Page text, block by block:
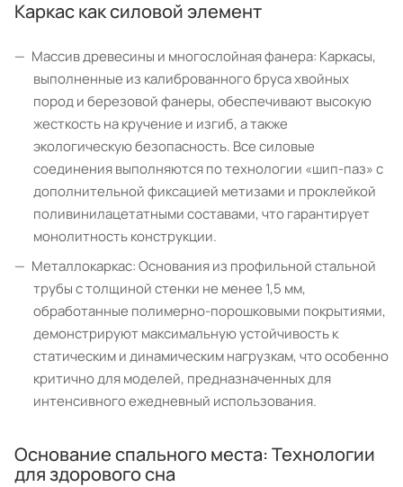
Каркас как силовой элемент
Массив древесины и многослойная фанера: Каркасы,
выполненные из калиброванного бруса хвойных
пород и березовой фанеры, обеспечивают высокую
жесткость на кручение и изгиб, а также
экологическую безопасность. Все силовые
соединения выполняются по технологии «шип-паз» с
дополнительной фиксацией метизами и проклейкой
поливинилацетатными составами, что гарантирует
монолитность конструкции.
Металлокаркас: Основания из профильной стальной
трубы с толщиной стенки не менее 1,5 мм,
обработанные полимерно-порошковыми покрытиями,
демонстрируют максимальную устойчивость к
статическим и динамическим нагрузкам, что особенно
критично для моделей, предназначенных для
интенсивного ежедневный использования.
Основание спального места: Технологии
для здорового сна